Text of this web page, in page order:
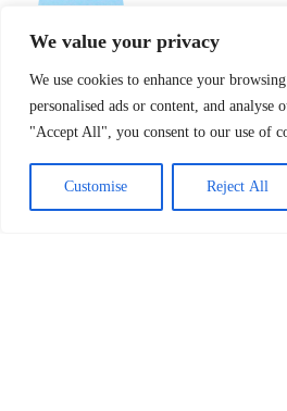
We value your privacy
We use cookies to enhance your
personalised ads or content, and
"Accept All", you consent to our use of
Customise Reject All